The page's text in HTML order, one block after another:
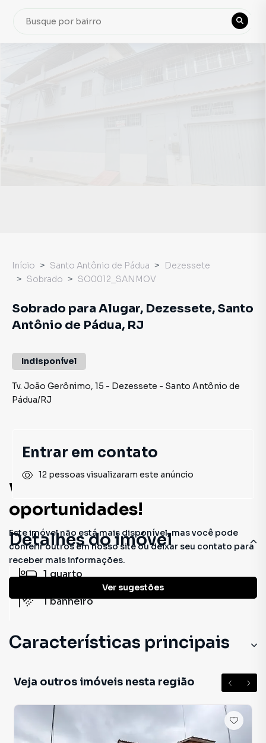
Você pode encontrar novas
oportunidades!
Este imóvel não está mais disponível, mas você pode
conferir outros em nosso site ou deixar seu contato para
receber mais informações.
Ver sugestões
Detalhes do imóvel
1quarto
1banheiro
Características principais
Veja outros imóveis nesta região
Início Santo Antônio de Pádua
Dezessete
Sobrado
SO0012_SANMOV
Sobrado para Alugar, Dezessete, Santo
Antônio de Pádua, RJ
Indisponível
Tv. João Gerônimo, 15 - Dezessete - Santo Antônio de
Pádua/RJ
Entrar em contato
12 pessoas visualizaram este anúncio